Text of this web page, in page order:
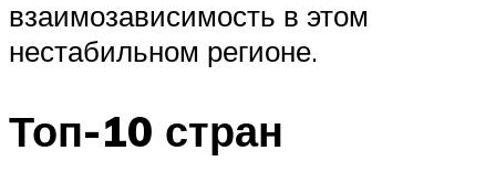
взаимозависимость в этом
нестабильном регионе.
Топ-10 стран